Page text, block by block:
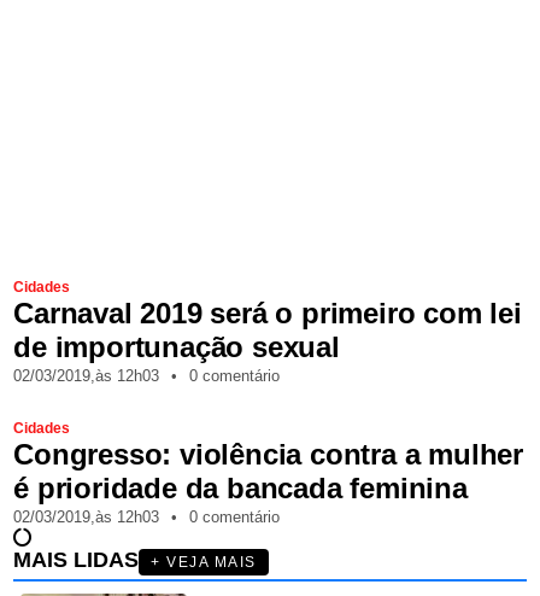
Cidades
Carnaval 2019 será o primeiro com lei
de importunação sexual
02/03/2019,às 12h03 • 0 comentário
Cidades
Congresso: violência contra a mulher
é prioridade da bancada feminina
02/03/2019,às 12h03 • 0 comentário
MAIS LIDAS + VEJA MAIS